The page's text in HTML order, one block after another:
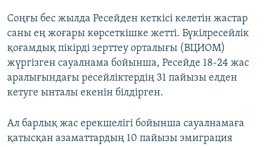
Соңғы бес жылда Ресейден кеткісі келетін жастар
саны ең жоғары көрсеткішке жетті. Бүкілресейлік
қоғамдық пікірді зерттеу орталығы (ВЦИОМ)
жүргізген сауалнама бойынша, Ресейде 18-24 жас
аралығындағы ресейліктердің 31 пайызы елден
кетуге ынталы екенін білдірген.
Ал барлық жас ерекшелігі бойынша сауалнамаға
қатысқан азаматтардың 10 пайызы эмиграция